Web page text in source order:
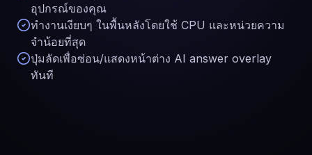
อุปกรณ์ของคุณ
ทำงานเงียบๆ ในพื้นหลังโดยใช้ CPU และหน่วยความ
จำน้อยที่สุด
ปุ่มลัดเพื่อซ่อน/แสดงหน้าต่าง AI answer overlay
ทันที